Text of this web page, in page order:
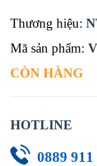
Thương hiệu:
Mã sản phẩm:
CÒN HÀNG
HOTLINE
0889 911